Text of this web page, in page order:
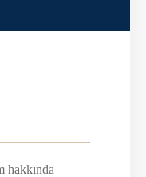
hakkında